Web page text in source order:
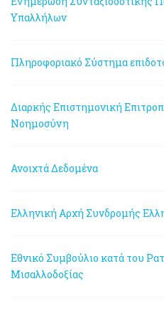
Υπαλλήλων
Πληροφοριακό Σύστημα
Διαρκής Επιστημονική
Νοημοσύνη
Ανοιχτά Δεδομένα
Ελληνική Αρχή Συνδρομής
Εθνικό Συμβούλιο κατά του
Μισαλλοδοξίας